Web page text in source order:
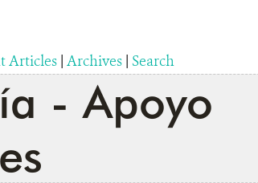
Articles | Archives | Search
- Apoyo